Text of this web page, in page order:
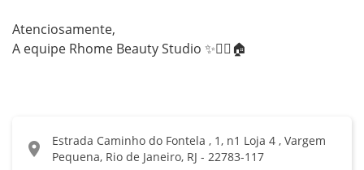
Atenciosamente,
A equipe Rhome Beauty Studio ✨💇‍♀️🏠
location_on
Estrada Caminho do Fontela , 1, n1 Loja 4 , Vargem
Pequena, Rio de Janeiro, RJ - 22783-117